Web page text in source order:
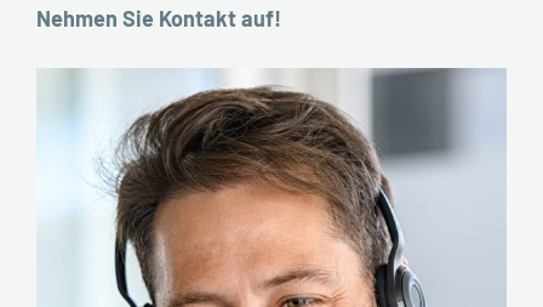
Nehmen Sie Kontakt auf!